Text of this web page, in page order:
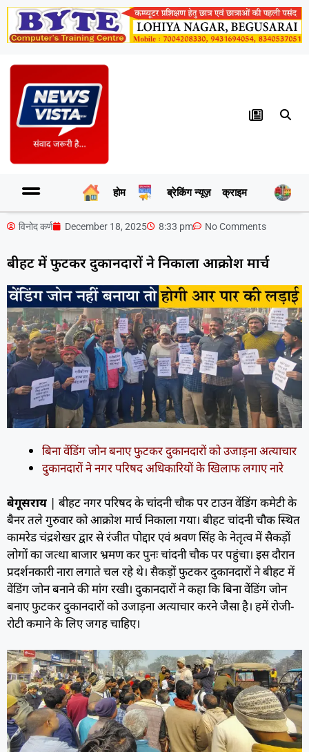
होम ब्रेकिंग न्यूज़ क्राइम
विनोद कर्ण December 18, 2025 8:33 pm No Comments
बीहट में फुटकर दुकानदारों ने निकाला आक्रोश मार्च
बिना वेंडिंग जोन बनाए फुटकर दुकानदारों को उजाड़ना अत्याचार
दुकानदारों ने नगर परिषद अधिकारियों के खिलाफ लगाए नारे
बेगूसराय | बीहट नगर परिषद के चांदनी चौक पर टाउन वेंडिंग कमेटी के
बैनर तले गुरुवार को आक्रोश मार्च निकाला गया। बीहट चांदनी चौक स्थित
कामरेड चंद्रशेखर द्वार से रंजीत पोद्दार एवं श्रवण सिंह के नेतृत्व में सैकड़ों
लोगों का जत्था बाजार भ्रमण कर पुनः चांदनी चौक पर पहुंचा। इस दौरान
प्रदर्शनकारी नारा लगाते चल रहे थे। सैकड़ों फुटकर दुकानदारों ने बीहट में
वेंडिंग जोन बनाने की मांग रखी। दुकानदारों ने कहा कि बिना वेेंडिंग जोन
बनाए फुटकर दुकानदारों को उजाड़ना अत्याचार करने जैसा है। हमें रोजी-
रोटी कमाने के लिए जगह चाहिए।